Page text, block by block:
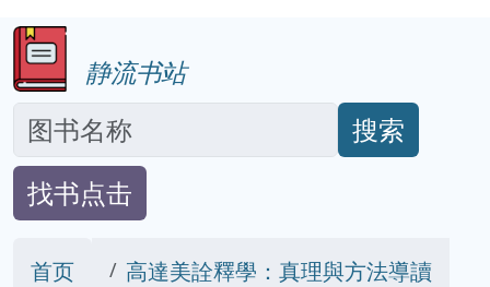
静流书站
搜索
找书点击
首页 高達美詮釋學：真理與方法導讀